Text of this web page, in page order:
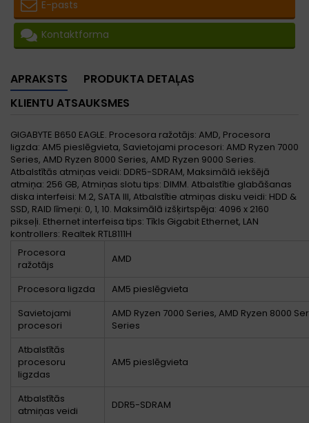
E-pasts
Kontaktforma
APRAKSTS
PRODUKTA DETAĻAS
KLIENTU ATSAUKSMES
GIGABYTE B650 EAGLE. Procesora ražotājs: AMD, Procesora
ligzda: AM5 pieslēgvieta, Savietojami procesori: AMD Ryzen 7000
Series, AMD Ryzen 8000 Series, AMD Ryzen 9000 Series.
Atbalstītās atmiņas veidi: DDR5-SDRAM, Maksimālā iekšējā
atmiņa: 256 GB, Atmiņas slotu tips: DIMM. Atbalstītie glabāšanas
diska interfeisi: M.2, SATA III, Atbalstītie atmiņas disku veidi: HDD &
SSD, RAID līmeņi: 0, 1, 10. Maksimālā izšķirtspēja: 4096 x 2160
pikseļi. Ethernet interfeisa tips: Tīkls Gigabit Ethernet, LAN
kontrollers: Realtek RTL8111H
Procesora
ražotājs
AMD
Procesora ligzda
AM5 pieslēgvieta
Savietojami
procesori
AMD Ryzen 7000 Series, AMD Ryzen 8000
Series
Atbalstītās
procesoru
ligzdas
AM5 pieslēgvieta
Atbalstītās
atmiņas veidi
DDR5-SDRAM